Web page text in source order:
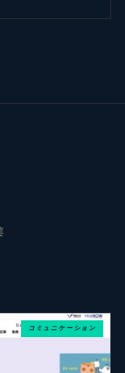
コミュニケーション
ターの方へ。
お聞きします。